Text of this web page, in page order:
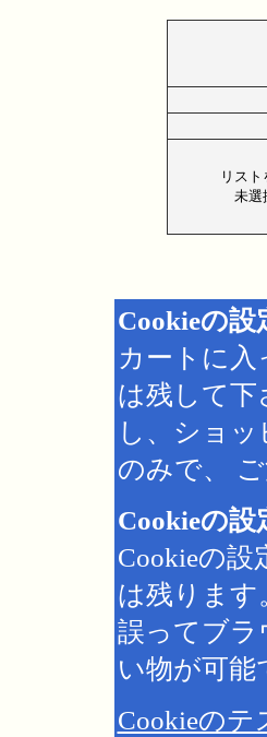
リスト
未選
Cookieの
カートに
は残して下
し、ショ
のみで、
Cookieの
Cookieの
は残ります
誤ってブラ
い物が可能
Cookieのテ